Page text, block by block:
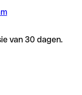
van 30 dagen.